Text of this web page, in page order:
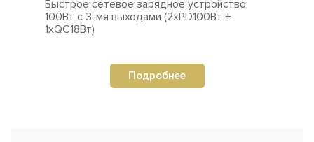
Быстрое сетевое зарядное устройство
100Вт с 3-мя выходами (2xPD100Вт +
1xQC18Вт)
Подробнее